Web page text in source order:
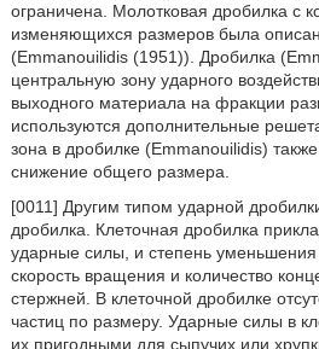
ограничена. Молотковая дробилка с
изменяющихся размеров была
(Emmanouilidis (1951)). Дробилка
центральную зону ударного
выходного материала на фракции
используются дополнительные
зона в дробилке (Emmanouilidis)
снижение общего размера.
[0011] Другим типом ударной
дробилка. Клеточная дробилка
ударные силы, и степень уменьшения
скорость вращения и количество
стержней. В клеточной дробилке
частиц по размеру. Ударные силы в
их пригодными для сыпучих или